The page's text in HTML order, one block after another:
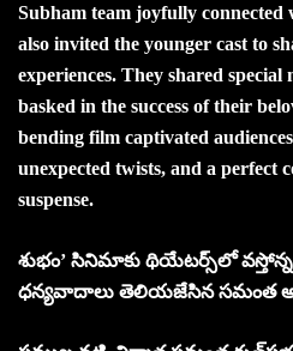
Subham team joyfully connected
also invited the younger cast to
experiences. They shared special
basked in the success of their
bending film captivated
unexpected twists, and a perfect
suspense.
శుభం’ సినిమాకు థియేట‌ర్స్‌లో
ధ‌న్య‌వాదాలు తెలియ‌జేసిన స‌మంత